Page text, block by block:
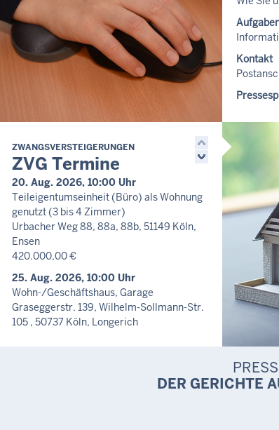
Kontakt
ZWANGSVERSTEIGERUNGEN
ZVG Termine
20. Aug. 2026, 10:00 Uhr
Teileigentumseinheit (Büro) als Wohnung
genutzt (3 bis 4 Zimmer)
Urbacher Weg 88, 88a, 88b, 51149 Köln,
Ensen
420.000,00 €
25. Aug. 2026, 10:00 Uhr
Wohn-/Geschäftshaus, Garage
Graseggerstr. 139, Wilhelm-Sollmann-Str.
105 , 50737 Köln, Longerich
DER GERICHTE